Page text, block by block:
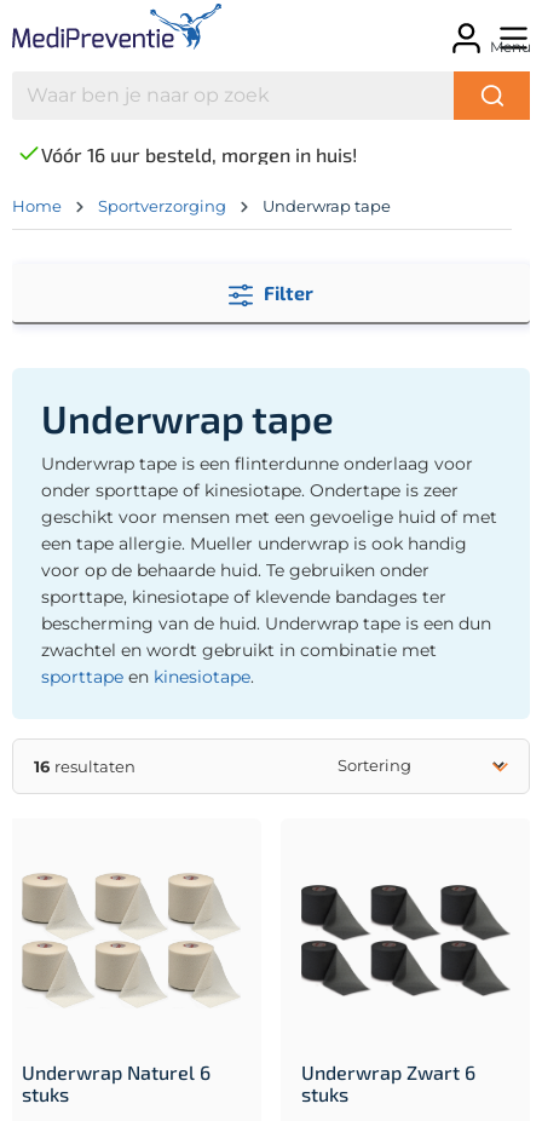
Menu
Vóór 16 uur besteld, morgen in huis!
Home Sportverzorging Underwrap tape
Filter
Underwrap tape
Underwrap tape is een flinterdunne onderlaag voor
onder sporttape of kinesiotape. Ondertape is zeer
geschikt voor mensen met een gevoelige huid of met
een tape allergie. Mueller underwrap is ook handig
voor op de behaarde huid. Te gebruiken onder
sporttape, kinesiotape of klevende bandages ter
bescherming van de huid. Underwrap tape is een dun
zwachtel en wordt gebruikt in combinatie met
sporttape en kinesiotape.
16 resultaten
Underwrap Naturel 6
stuks
Underwrap Zwart 6
stuks